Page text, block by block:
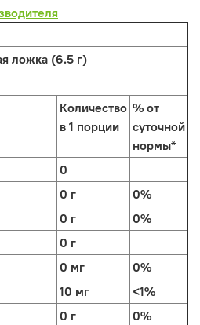
ложка (6.5 г)
Количество
в 1 порции
% от
суточной
нормы*
0
0 г
0%
0 г
0%
0 г
0 мг
0%
10 мг
<1%
0 г
0%